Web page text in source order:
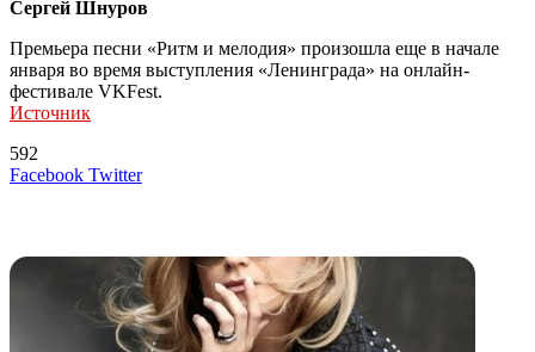
Сергей Шнуров
Премьера песни «Ритм и мелодия» произошла еще в начале
января во время выступления «Ленинграда» на онлайн-
фестивале VKFest.
Источник
592
Facebook TwitterLinkedIn
Tumblr
Reddit
Вконтакте
Одноклассники
Skype
Messenger
Messenger
WhatsApp
Telegram
Viber
Line
Поделиться
Печатать